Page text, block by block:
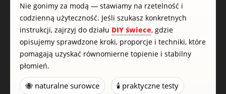
Nie gonimy za modą — stawiamy na rzetelność i
codzienną użyteczność. Jeśli szukasz konkretnych
instrukcji, zajrzyj do działu DIY świece, gdzie
opisujemy sprawdzone kroki, proporcje i techniki, które
pomagają uzyskać równomierne topienie i stabilny
płomień.
🐝 naturalne surowce 🕯️ praktyczne testy